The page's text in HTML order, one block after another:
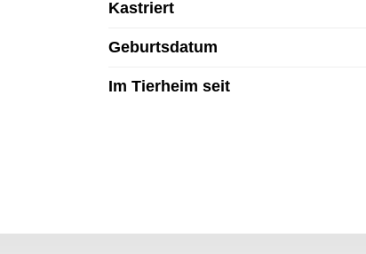
Kastriert
Geburtsdatum
Im Tierheim seit